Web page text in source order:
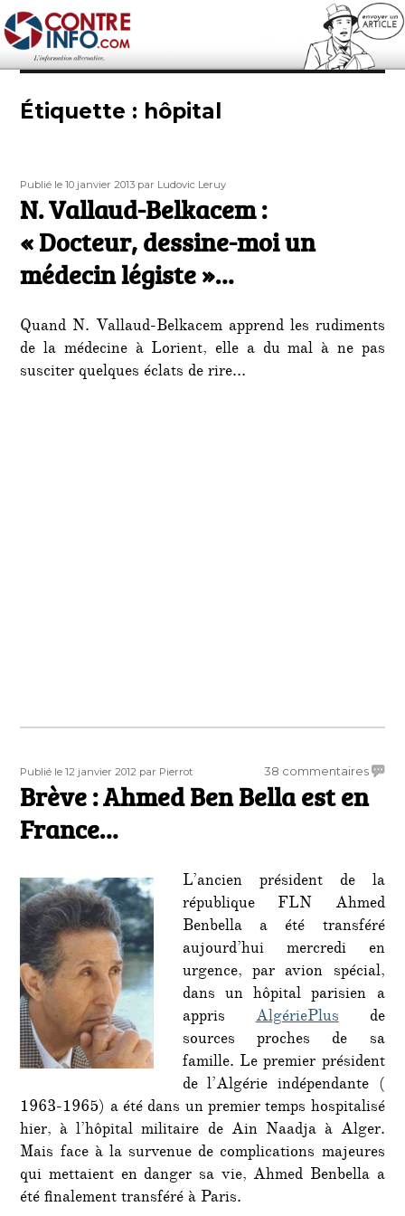
Contre-Info
Étiquette : hôpital
Publié
le
Publié le 10 janvier 2013 Auteur
par Ludovic Leruy
N. Vallaud-Belkacem :
« Docteur, dessine-moi un
médecin légiste »…
Quand N. Vallaud-Belkacem apprend les rudiments
de la médecine à Lorient, elle a du mal à ne pas
susciter quelques éclats de rire…
Publié
le
Publié le 12 janvier 2012 Auteur
par Pierrot 38 commentairessur
:
est
en
Brève : Ahmed Ben Bella est en
France…
L’ancien président de la
république FLN Ahmed
Benbella a été transféré
aujourd’hui mercredi en
urgence, par avion spécial,
dans un hôpital parisien a
apprisAlgériePlusde
sources proches de sa
famille. Le premier président
de l’Algérie indépendante (
1963-1965) a été dans un premier temps hospitalisé
hier, à l’hôpital militaire de Ain Naadja à Alger.
Mais face à la survenue de complications majeures
qui mettaient en danger sa vie, Ahmed Benbella a
été finalement transféré à Paris.